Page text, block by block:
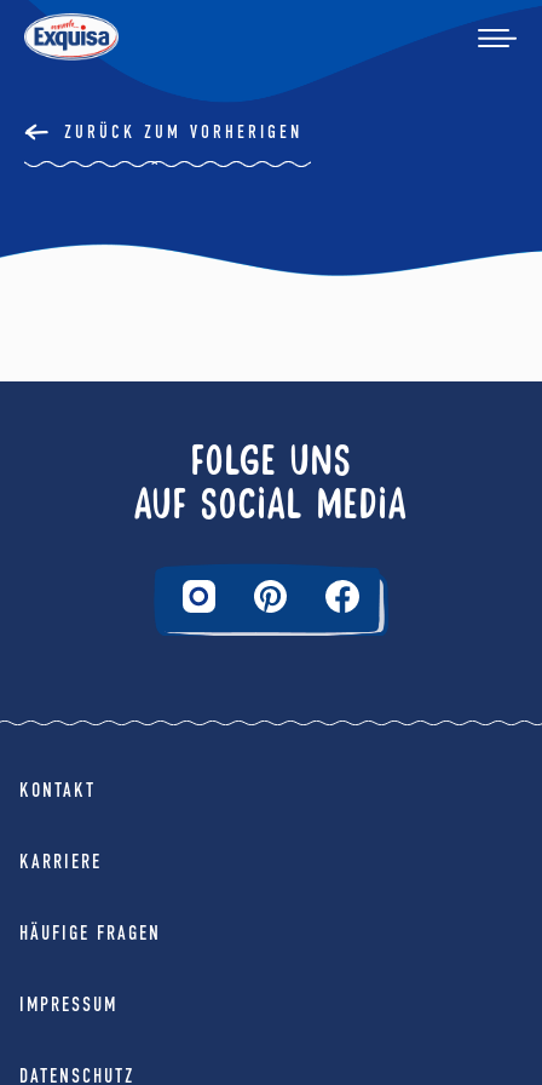
ZURÜCK ZUM VORHERIGEN
FOLGE UNS
AUF SOCIAL MEDIA
KONTAKT
KARRIERE
HÄUFIGE FRAGEN
IMPRESSUM
DATENSCHUTZ